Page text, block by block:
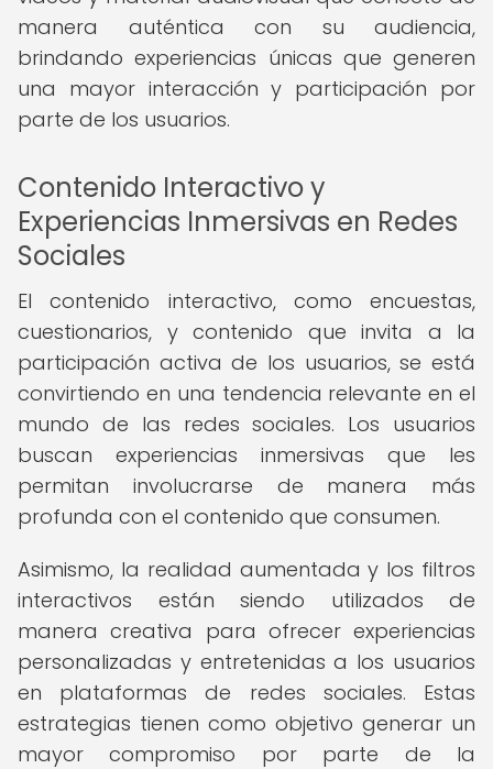
manera auténtica con su audiencia,
brindando experiencias únicas que generen
una mayor interacción y participación por
parte de los usuarios.
Contenido Interactivo y
Experiencias Inmersivas en Redes
Sociales
El contenido interactivo, como encuestas,
cuestionarios, y contenido que invita a la
participación activa de los usuarios, se está
convirtiendo en una tendencia relevante en el
mundo de las redes sociales. Los usuarios
buscan experiencias inmersivas que les
permitan involucrarse de manera más
profunda con el contenido que consumen.
Asimismo, la realidad aumentada y los filtros
interactivos están siendo utilizados de
manera creativa para ofrecer experiencias
personalizadas y entretenidas a los usuarios
en plataformas de redes sociales. Estas
estrategias tienen como objetivo generar un
mayor compromiso por parte de la